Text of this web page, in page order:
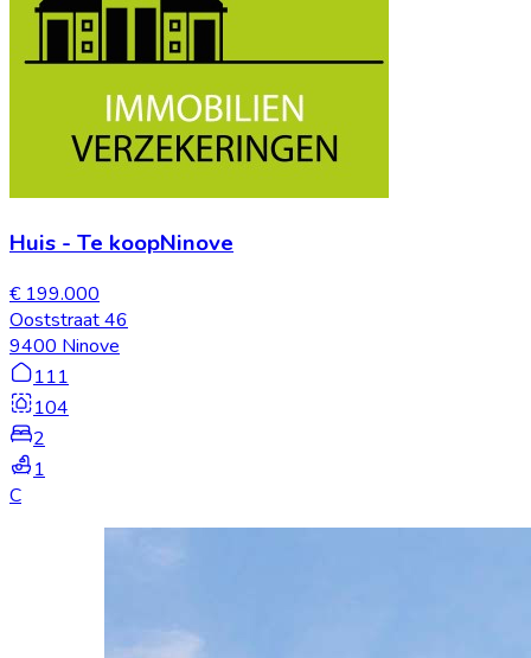
Huis - Te koopNinove
€ 199.000
Ooststraat 46
9400 Ninove
111
104
2
1
C